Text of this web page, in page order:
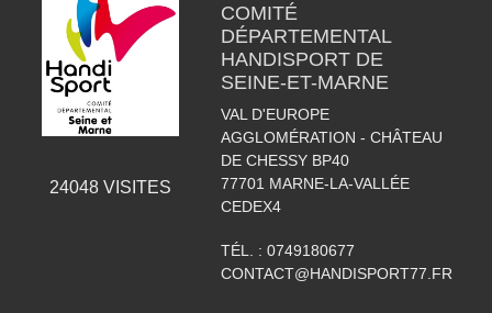
24048VISITES
COMITÉ
DÉPARTEMENTAL
HANDISPORT DE
SEINE-ET-MARNE
VAL D'EUROPE
AGGLOMÉRATION - CHÂTEAU
DE CHESSY BP40
77701 MARNE-LA-VALLÉE
CEDEX4
TÉL. : 0749180677
CONTACT@HANDISPORT77.FR